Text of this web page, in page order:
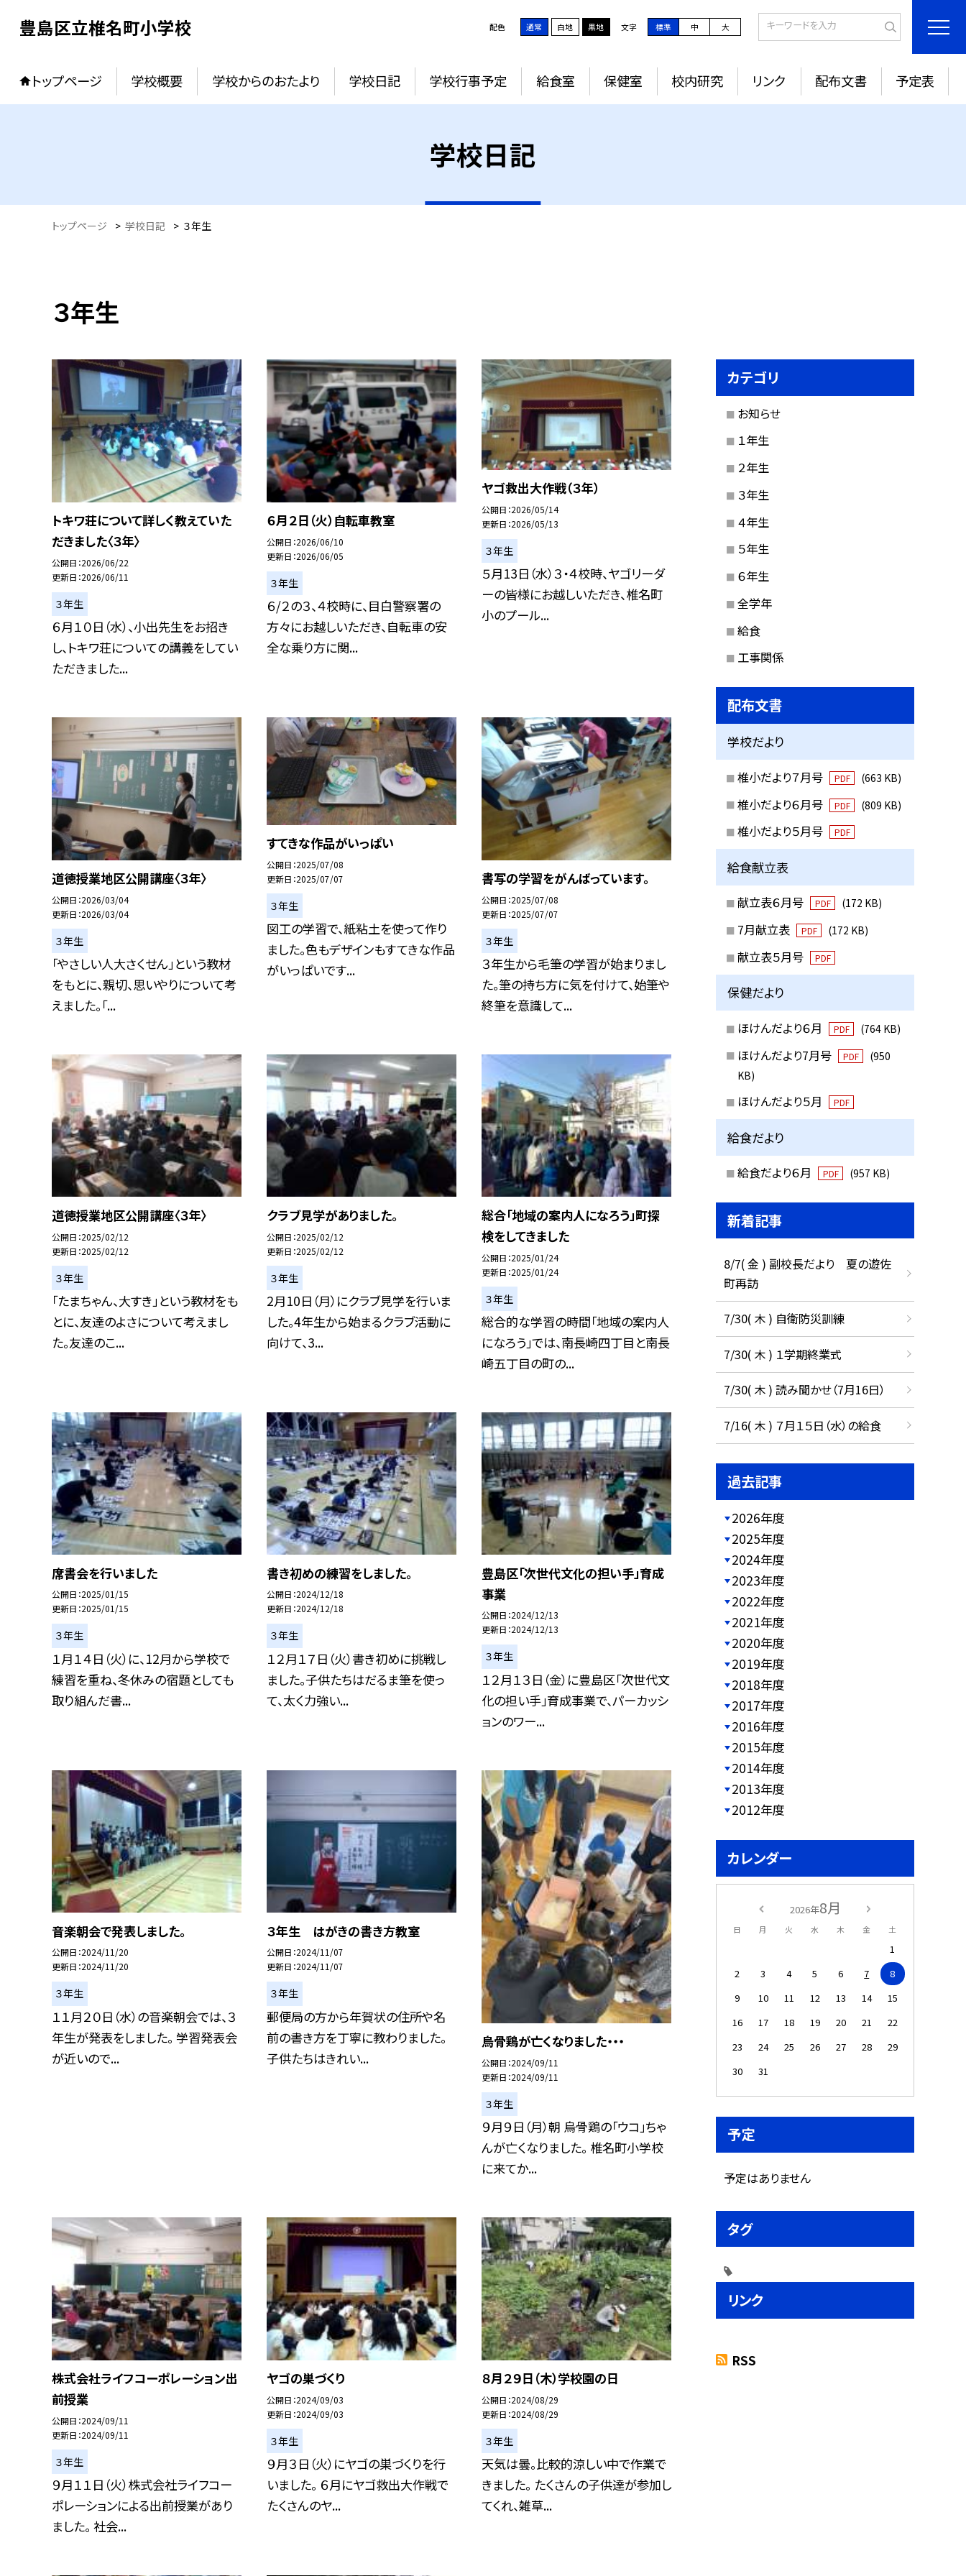
豊島区立椎名町小学校 配色 通常 白地 黒地 文字 標準 中 大
トップページ 学校概要 学校からのおたより 学校日記 学校行事予定 給食室 保健室 校内研究 リンク 配布文書 予定表
学校日記
トップページ > 学校日記 > ３年生
３年生
トキワ荘について詳しく教えていた
だきました〈３年〉
公開日 2026/06/22
更新日 2026/06/11
３年生
６月１０日（水）、小出先生をお招き
し、トキワ荘についての講義をしてい
ただきました...
６月２日（火）自転車教室
公開日 2026/06/10
更新日 2026/06/05
３年生
６/２の３、４校時に、目白警察署の
方々にお越しいただき、自転車の安
全な乗り方に関...
ヤゴ救出大作戦（３年）
公開日 2026/05/14
更新日 2026/05/13
３年生
５月13日（水）３・４校時、ヤゴリーダ
ーの皆様にお越しいただき、椎名町
小のプール...
道徳授業地区公開講座〈３年〉
公開日 2026/03/04
更新日 2026/03/04
３年生
「やさしい人大さくせん」という教材
をもとに、親切、思いやりについて考
えました。「...
すてきな作品がいっぱい
公開日 2025/07/08
更新日 2025/07/07
３年生
図工の学習で、紙粘土を使って作り
ました。色もデザインもすてきな作品
がいっぱいです...
書写の学習をがんばっています。
公開日 2025/07/08
更新日 2025/07/07
３年生
３年生から毛筆の学習が始まりまし
た。筆の持ち方に気を付けて、始筆や
終筆を意識して...
道徳授業地区公開講座〈３年〉
公開日 2025/02/12
更新日 2025/02/12
３年生
「たまちゃん、大すき」という教材をも
とに、友達のよさについて考えまし
た。友達のこ...
クラブ見学がありました。
公開日 2025/02/12
更新日 2025/02/12
３年生
2月10日（月）にクラブ見学を行いま
した。4年生から始まるクラブ活動に
向けて、3...
総合「地域の案内人になろう」町探
検をしてきました
公開日 2025/01/24
更新日 2025/01/24
３年生
総合的な学習の時間「地域の案内人
になろう」では、南長崎四丁目と南長
崎五丁目の町の...
席書会を行いました
公開日 2025/01/15
更新日 2025/01/15
３年生
１月１４日（火）に、12月から学校で
練習を重ね、冬休みの宿題としても
取り組んだ書...
書き初めの練習をしました。
公開日 2024/12/18
更新日 2024/12/18
３年生
１２月１７日（火）書き初めに挑戦し
ました。子供たちはだるま筆を使っ
て、太く力強い...
豊島区「次世代文化の担い手」育成
事業
公開日 2024/12/13
更新日 2024/12/13
３年生
１２月１３日（金）に豊島区「次世代文
化の担い手」育成事業で、パーカッシ
ョンのワー...
音楽朝会で発表しました。
公開日 2024/11/20
更新日 2024/11/20
３年生
１１月２０日（水）の音楽朝会では、３
年生が発表をしました。 学習発表会
が近いので...
３年生 はがきの書き方教室
公開日 2024/11/07
更新日 2024/11/07
３年生
郵便局の方から年賀状の住所や名
前の書き方を丁寧に教わりました。
子供たちはきれい...
烏骨鶏が亡くなりました・・・
公開日 2024/09/11
更新日 2024/09/11
３年生
９月９日（月）朝 烏骨鶏の「ウコ」ちゃ
んが亡くなりました。 椎名町小学校
に来てか...
株式会社ライフコーポレーション出
前授業
公開日 2024/09/11
更新日 2024/09/11
３年生
９月１１日（火）株式会社ライフコー
ポレーションによる出前授業があり
ました。 社会...
ヤゴの巣づくり
公開日 2024/09/03
更新日 2024/09/03
３年生
９月３日（火）にヤゴの巣づくりを行
いました。 ６月にヤゴ救出大作戦で
たくさんのヤ...
８月２９日（木）学校園の日
公開日 2024/08/29
更新日 2024/08/29
３年生
天気は曇。比較的涼しい中で作業で
きました。 たくさんの子供達が参加し
てくれ、雑草...
カテゴリ
お知らせ
１年生
２年生
３年生
４年生
５年生
６年生
全学年
給食
工事関係
配布文書
学校だより
椎小だより７月号 PDF (663 KB)
椎小だより６月号 PDF (809 KB)
椎小だより５月号 PDF
給食献立表
献立表６月号 PDF (172 KB)
7月献立表 PDF (172 KB)
献立表５月号 PDF
保健だより
ほけんだより６月 PDF (764 KB)
ほけんだより7月号 PDF
(950
KB)
ほけんだより５月 PDF
給食だより
給食だより６月 PDF (957 KB)
新着記事
8/7( 金 ) 副校長だより 夏の遊佐
町再訪
7/30( 木 ) 自衛防災訓練
7/30( 木 ) １学期終業式
7/30( 木 ) 読み聞かせ（7月16日）
7/16( 木 ) ７月１５日（水）の給食
過去記事
2026年度
2025年度
2024年度
2023年度
2022年度
2021年度
2020年度
2019年度
2018年度
2017年度
2016年度
2015年度
2014年度
2013年度
2012年度
カレンダー
2026年8月
日 月 火 水 木 金 土
1
2
3 4 5 6 7
8
9
10 11 12 13 14
15
16
17 18 19 20 21
22
23
24 25 26 27 28
29
30
31
予定
予定はありません
タグ
リンク
RSS